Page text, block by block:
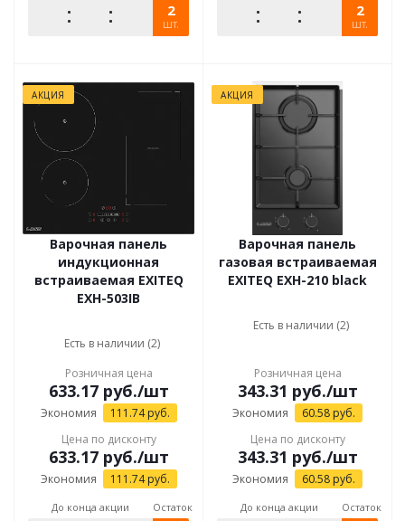
2
шт.
2
шт.
АКЦИЯ
Варочная панель
индукционная
встраиваемая EXITEQ
EXH-503IB
Есть в наличии (2)
Розничная цена
633.17руб./шт
Экономия 111.74руб.
Цена по дисконту
633.17руб./шт
Экономия 111.74руб.
До конца акции Остаток
АКЦИЯ
Варочная панель
газовая встраиваемая
EXITEQ EXH-210 black
Есть в наличии (2)
Розничная цена
343.31 руб./шт
Экономия 60.58 руб.
Цена по дисконту
343.31 руб./шт
Экономия 60.58 руб.
До конца акции Остаток